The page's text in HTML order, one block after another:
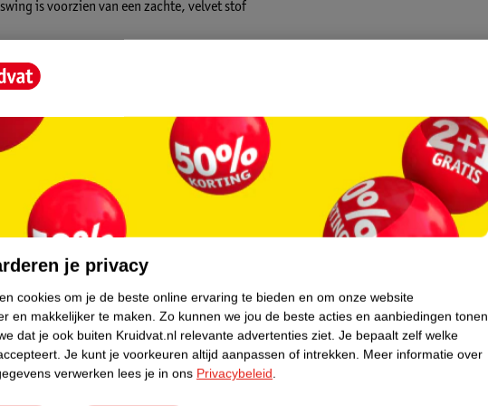
is voorzien van een zachte, velvet stof
waar je kindje zich uren mee kan
en hoef ook jij je nergens zorgen over te
Voor welke kleur ga jij?
je privacy
cookies om je de beste online ervaring te bieden en om onze website
en makkelijker te maken. Zo kunnen we jou de beste acties en aanbiedingen tonen
dat je ook buiten Kruidvat.nl relevante advertenties ziet. Je bepaalt zelf welke
Je kunt je voorkeuren altijd aanpassen of intrekken. Meer informatie over
verwerken lees je in ons Privacybeleid.